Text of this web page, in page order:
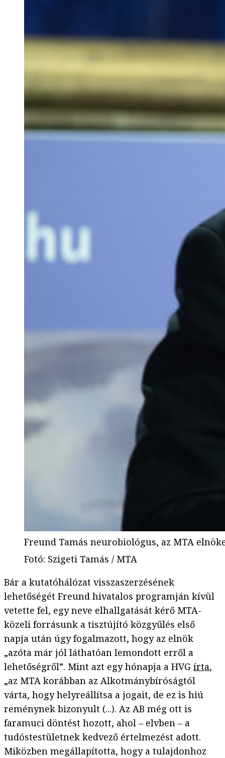
Freund Tamás neurobiológus, az MTA
Fotó: Szigeti Tamás / MTA
Bár a kutatóhálózat visszaszerzésének
lehetőségét Freund hivatalos programján kívül
vetette fel, egy neve elhallgatását kérő MTA-
közeli forrásunk a tisztújító közgyűlés első
napja után úgy fogalmazott, hogy az elnök
„azóta már jól láthatóan lemondott erről a
lehetőségről”. Mint azt egy hónapja a HVG írta,
„az MTA korábban az Alkotmánybíróságtól
várta, hogy helyreállítsa a jogait, de ez is hiú
reménynek bizonyult (...). Az AB még ott is
faramuci döntést hozott, ahol – elvben – a
tudóstestületnek kedvező értelmezést adott.
Miközben megállapította, hogy a tulajdonhoz